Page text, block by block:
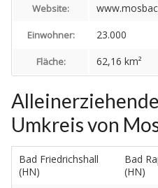
Website:
Einwohner: 23.000
Fläche: 62,16 km²
Umkreis von
Bad Friedrichshall
(HN)
Bad
(HN)